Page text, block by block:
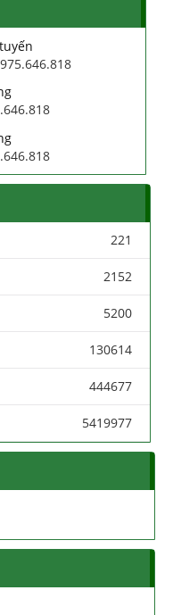
221
2152
5200
130614
444677
5419977